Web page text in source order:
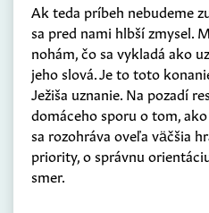
Ak teda príbeh nebudeme
sa pred nami hlbší zmysel.
nohám, čo sa vykladá ako
jeho slová. Je to toto
Ježiša uznanie. Na pozadí
domáceho sporu o tom,
sa rozohráva oveľa väčšia
priority, o správnu
smer.